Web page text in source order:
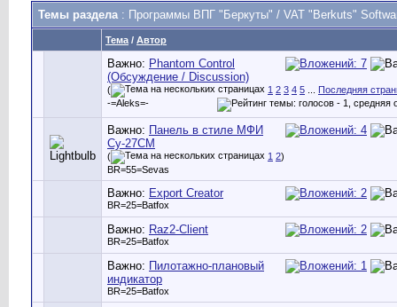
Темы раздела: Программы ВПГ "Беркуты" / VAT "Berkuts"
Тема / Автор
Важно: Phantom Control
(Обсуждение / Discussion)
( 1 2 3 4 5
Последняя
-=Aleks=-
Важно: Панель в стиле МФИ
Су-27СМ
( 1 2)
BR=55=Sevas
Важно: Export Creator
BR=25=Batfox
Важно: Raz2-Client
BR=25=Batfox
Важно: Пилотажно-плановый
индикатор
BR=25=Batfox